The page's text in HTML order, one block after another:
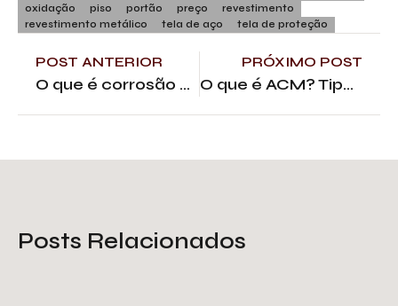
oxidação
piso portão preço
revestimento
revestimento metálico
tela de aço tela de proteção
POST ANTERIOR
O que é corrosão metálica? Aprenda a preveni-la!
PRÓXIMO POST
O que é ACM? Tipos, vantagens e aplicações
Posts Relacionados